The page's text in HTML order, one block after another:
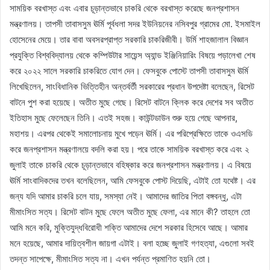
সাময়িক বরখাস্ত এবং এবার চূড়ান্তভাবে চাকরি থেকে বরখাস্ত করেছে জনপ্রশাসন
মন্ত্রণালয়। তাপসী তাবাসসুম ঊর্মি পূর্বধলা সদর ইউনিয়নের নসিবপুর গ্রামের মো. ইসমাইল
হোসেনের মেয়ে। তার বাবা অবসরপ্রাপ্ত সরকারি চাকরিজীবী। উর্মি শাহজালাল বিজ্ঞান
প্রযুক্তি বিশ্ববিদ্যালয় থেকে কম্পিউটার সায়েন্স অ্যান্ড ইঞ্জিনিয়ারিং বিষয়ে পড়ালেখা শেষ
করে ২০২২ সালে সরকারি চাকরিতে যোগ দেন। ফেসবুকে পোস্টে তাপসী তাবাসসুম ঊর্মি
লিখেছিলেন, সাংবিধানিক ভিত্তিহীন অন্তর্বর্তী সরকারের প্রধান উপদেষ্টা বলেছেন, রিসেট
বাটনে পুশ করা হয়েছে। অতীত মুছে গেছে। রিসেট বাটনে ক্লিক করে দেশের সব অতীত
ইতিহাস মুছে ফেলেছেন তিনি। এতই সহজ। কাউন্টডাউন শুরু হয়ে গেছে আপনার,
মহাশয়। এরপর থেকেই সমালোচনায় মুখে পড়েন ঊর্মি। এর পরিপ্রেক্ষিতে তাকে ওএসডি
করে জনপ্রশাসন মন্ত্রণালয়ে বদলি করা হয়। পরে তাকে সাময়িক বরখাস্ত করে এবং ২
জুলাই তাকে চাকরি থেকে চূড়ান্তভাবে বহিষ্কার করে জনপ্রশাসন মন্ত্রণালয়। এ বিষয়ে
ঊর্মি সাংবাদিকদের তখন বলেছিলেন, আমি ফেসবুকে পোস্ট দিয়েছি, এটাই তো যথেষ্ট। এর
জন্য যদি আমার চাকরি চলে যায়, সমস্যা নেই। আমাদের জাতির পিতা বঙ্গবন্ধু, এটা
মীমাংসিত সত্য। রিসেট বাটন মুছে ফেলে অতীত মুছে ফেলা, এর মানে কী? তাহলে তো
আমি মনে করি, মুক্তিযুদ্ধবিরোধী শক্তি আমাদের দেশে সরকার হিসেবে আছে। আমার
মনে হয়েছে, আমার দায়িত্বশীল জায়গা এটাই। বলা হচ্ছে জুলাই গণহত্যা, এগুলো সবই
তদন্ত সাপেক্ষে, মীমাংসিত সত্য না। এখন পর্যন্ত প্রমাণিত হয়নি তো।